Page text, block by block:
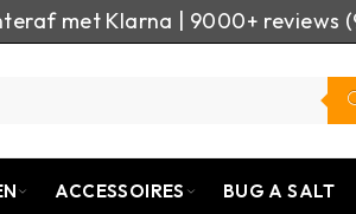
met Klarna | 9000+ reviews
ACCESSOIRES BUG A SALT